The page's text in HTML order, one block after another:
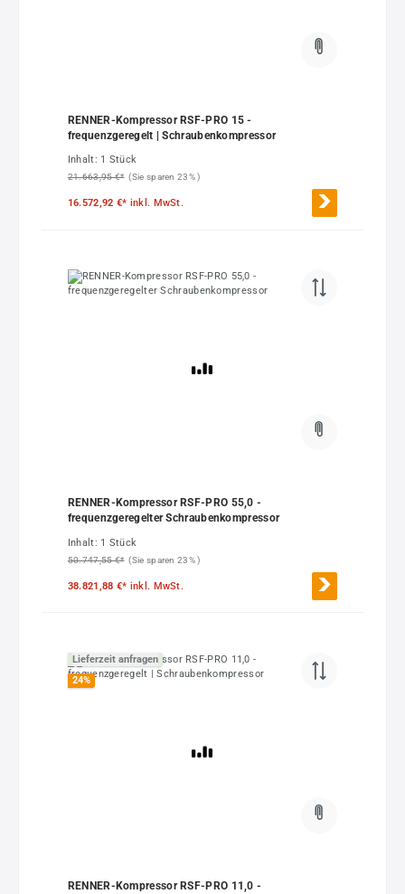
RENNER-Kompressor RSF-PRO 15 -
frequenzgeregelt | Schraubenkompressor
Inhalt: 1 Stück
21.663,95 €* (Sie sparen 23% )
16.572,92 €* inkl. MwSt.
RENNER-Kompressor RSF-PRO 55,0 -
frequenzgeregelter Schraubenkompressor
Inhalt: 1 Stück
50.747,55 €* (Sie sparen 23% )
38.821,88 €* inkl. MwSt.
Lieferzeit anfragen
24%
RENNER-Kompressor RSF-PRO 11,0 -